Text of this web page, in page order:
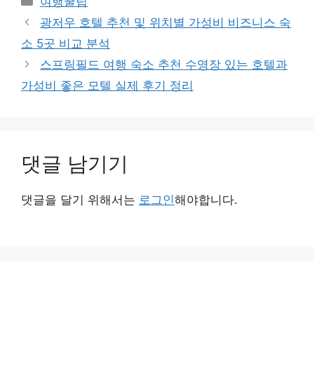
테
고
리
광저우 호텔 추천 및 위치별 가성비 비즈니스 숙
소 5곳 비교 분석
스프링필드 여행 숙소 추천 수영장 있는 호텔과
가성비 좋은 모텔 실제 후기 정리
댓글 남기기
댓글을 달기 위해서는 로그인해야합니다.